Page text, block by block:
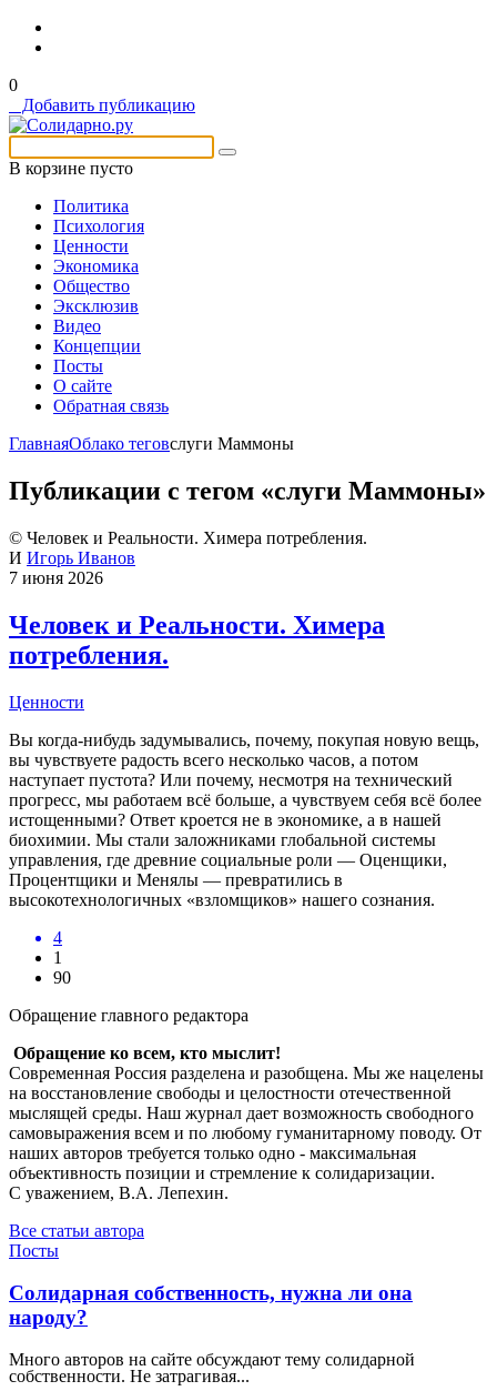
0
Добавить публикацию
В корзине пусто
Политика
Психология
Ценности
Экономика
Общество
Эксклюзив
Видео
Концепции
Посты
О сайте
Обратная связь
ГлавнаяОблако теговслуги Маммоны
Публикации с тегом «слуги Маммоны»
© Человек и Реальности. Химера потребления.
И Игорь Иванов
7 июня 2026
Человек и Реальности. Химера
потребления.
Ценности
Вы когда-нибудь задумывались, почему, покупая новую вещь,
вы чувствуете радость всего несколько часов, а потом
наступает пустота? Или почему, несмотря на технический
прогресс, мы работаем всё больше, а чувствуем себя всё более
истощенными? Ответ кроется не в экономике, а в нашей
биохимии. Мы стали заложниками глобальной системы
управления, где древние социальные роли — Оценщики,
Процентщики и Менялы — превратились в
высокотехнологичных «взломщиков» нашего сознания.
4
1
90
Обращение главного редактора
Обращение ко всем, кто мыслит!
Современная Россия разделена и разобщена. Мы же нацелены
на восстановление свободы и целостности отечественной
мыслящей среды. Наш журнал дает возможность свободного
самовыражения всем и по любому гуманитарному поводу. От
наших авторов требуется только одно - максимальная
объективность позиции и стремление к солидаризации.
С уважением, В.А. Лепехин.
Все статьи автора
Посты
Солидарная собственность, нужна ли она
народу?
Много авторов на сайте обсуждают тему солидарной
собственности. Не затрагивая...